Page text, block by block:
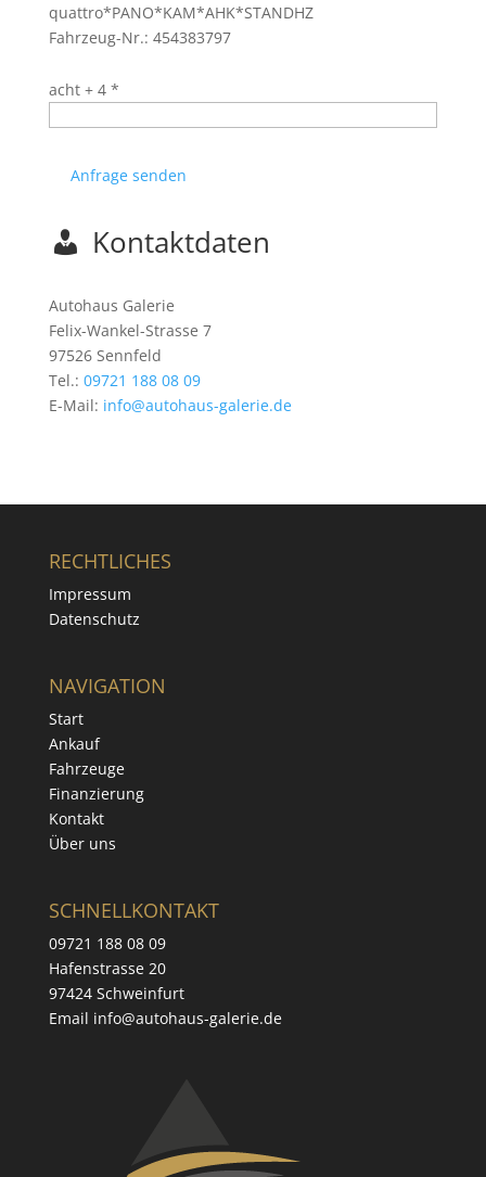
quattro*PANO*KAM*AHK*STANDHZ
Fahrzeug-Nr.: 454383797
acht + 4 *
Anfrage senden
Kontaktdaten
Autohaus Galerie
Felix-Wankel-Strasse 7
97526 Sennfeld
Tel.: 09721 188 08 09
E-Mail: info@autohaus-galerie.de
RECHTLICHES
Impressum
Datenschutz
NAVIGATION
Start
Ankauf
Fahrzeuge
Finanzierung
Kontakt
Über uns
SCHNELLKONTAKT
09721 188 08 09
Hafenstrasse 20
97424 Schweinfurt
Email info@autohaus-galerie.de